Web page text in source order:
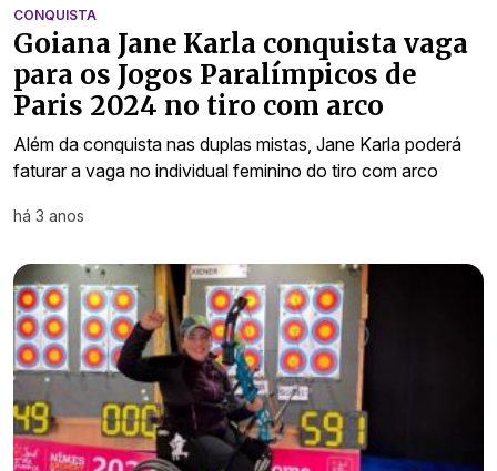
CONQUISTA
Goiana Jane Karla conquista vaga
para os Jogos Paralímpicos de
Paris 2024 no tiro com arco
Além da conquista nas duplas mistas, Jane Karla poderá
faturar a vaga no individual feminino do tiro com arco
há 3 anos